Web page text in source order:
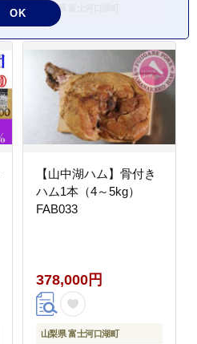
山梨県 富士河口湖町
【山中湖ハム】骨付き
ハム1本（4～5kg）
FAB033
378,000円
山梨県 富士河口湖町
OK